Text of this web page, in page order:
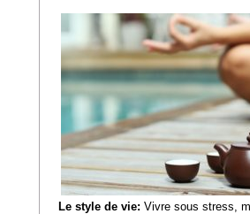
Le style de vie: Vivre sous stress,